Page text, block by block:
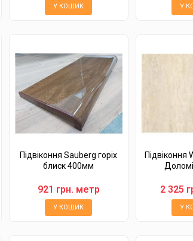
У КОШИК У
Підвіконня Sauberg горіх
блиск 400мм
921 грн. метр
У КОШИК
Підвіконня
2 325
У